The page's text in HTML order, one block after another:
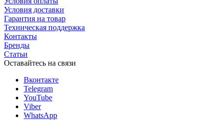
Условия доставки
Гарантия на товар
Техническая поддержка
Контакты
Бренды
Статьи
Оставайтесь на связи
Вконтакте
Telegram
YouTube
Viber
WhatsApp